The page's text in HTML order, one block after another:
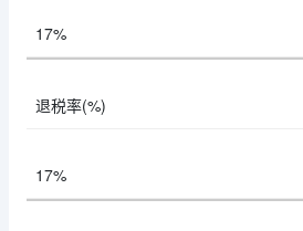
17%
退税率(%)
17%